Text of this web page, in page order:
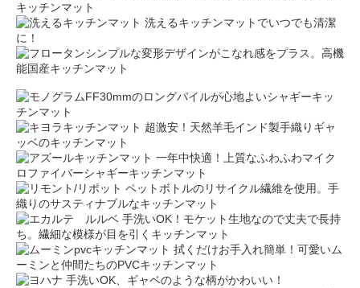
キッチンマット
洗えるキッチンマットでいつでも清潔
に！
シンプルな変形デザインがこなれ感をプラス。高機
能国産キッチンマット
30mmのロングパイルが心地よいシャギーキッ
チンマット
超激安！天然羊毛インド製手織りギャ
ッベのキッチンマット
一年中快適！上質なふわふわマイク
ロファイバーシャギーキッチンマット
ペットボトルのリサイクル繊維を使用。手
織りのサスティナブルなキッチンマット
手洗いOK！モケット生地なので丈夫で長持
ち。繊細な模様が目を引くキッチンマット
拭くだけお手入れ簡単！可愛いム
ーミンと仲間たちのPVCキッチンマット
手洗いOK、ギャベのような柄がかわいい！